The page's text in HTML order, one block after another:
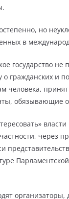
но
в
государство
гражданских и
человека,
обязывающие
через
организаторы,